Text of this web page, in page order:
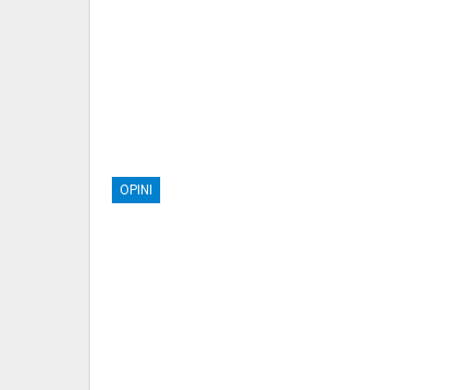
OPINI